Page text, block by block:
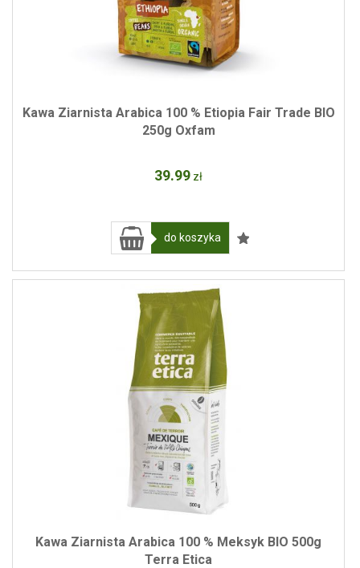
Kawa Ziarnista Arabica 100 % Etiopia Fair Trade BIO
250g Oxfam
39.99 zł
do koszyka
Kawa Ziarnista Arabica 100 % Meksyk BIO 500g
Terra Etica